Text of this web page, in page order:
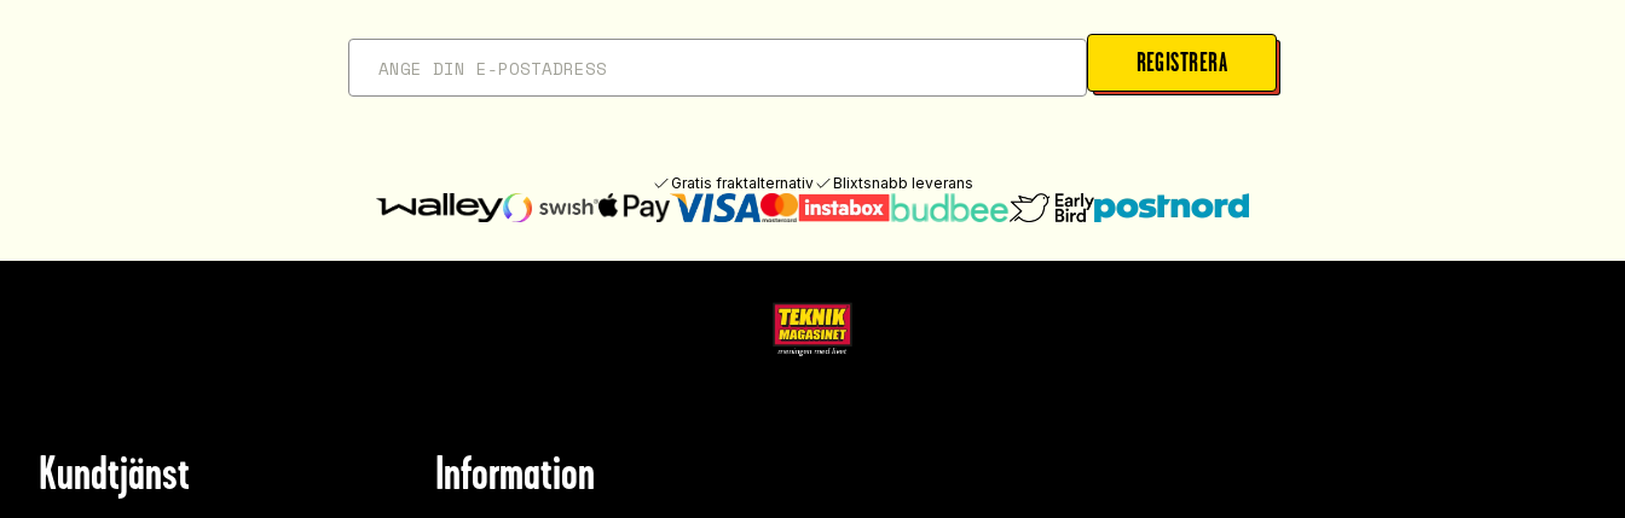
REGISTRERA
Gratis fraktalternativ Blixtsnabb leverans
Kundtjänst Information